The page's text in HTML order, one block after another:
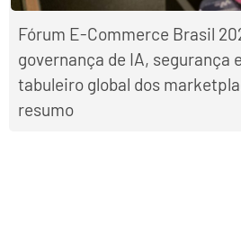
Fórum E-Commerce Brasil
governança de IA, segurança
tabuleiro global dos
resumo